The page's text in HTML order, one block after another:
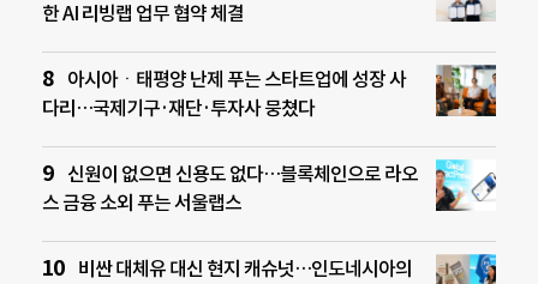
한 AI 리빙랩 업무 협약 체결
아시아ㆍ태평양 난제 푸는 스타트업에 성장 사
다리…국제기구·재단·투자사 뭉쳤다
신원이 없으면 신용도 없다…블록체인으로 라오
스 금융 소외 푸는 서울랩스
비싼 대체유 대신 현지 캐슈넛…인도네시아의